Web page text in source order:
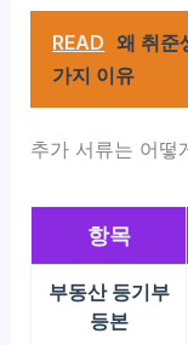
READ 왜 취준
가지 이유
추가 서류는 어떻
항목
부동산 등기부
등본